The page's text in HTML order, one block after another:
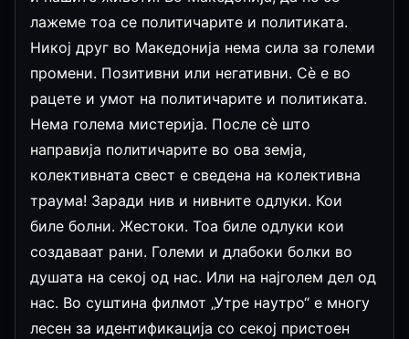
лажеме тоа се политичарите и политиката.
Никој друг во Македонија нема сила за големи
промени. Позитивни или негативни. Сѐ е во
рацете и умот на политичарите и политиката.
Нема голема мистерија. После сѐ што
направија политичарите во ова земја,
колективната свест е сведена на колективна
траума! Заради нив и нивните одлуки. Кои
биле болни. Жестоки. Тоа биле одлуки кои
создаваат рани. Големи и длабоки болки во
душата на секој од нас. Или на најголем дел од
нас. Во суштина филмот „Утре наутро“ е многу
лесен за идентификација со секој пристоен